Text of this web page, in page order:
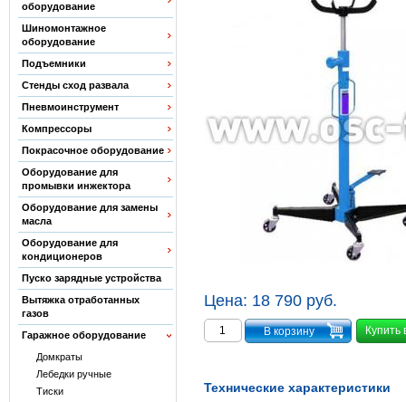
оборудование
Шиномонтажное
оборудование
Подъемники
Стенды сход развала
Пневмоинструмент
Компрессоры
Покрасочное оборудование
Оборудование для
промывки инжектора
Оборудование для замены
масла
Оборудование для
кондиционеров
Пуско зарядные устройства
Вытяжка отработанных
газов
Гаражное оборудование
Домкраты
Лебедки ручные
Тиски
Цена: 18 790 руб.
Купить
Технические характеристики